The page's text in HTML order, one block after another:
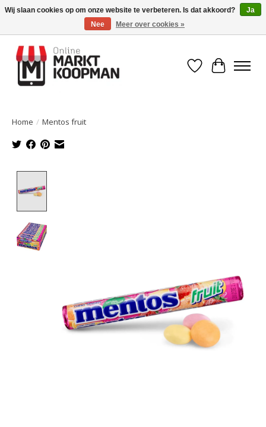
Voor 15:00 besteld, morgen in huis!
Verlanglijst
Home / Mentos fruit
Wij slaan cookies op om onze website te verbeteren. Is dat akkoord?
Ja
Nee
Meer over cookies »